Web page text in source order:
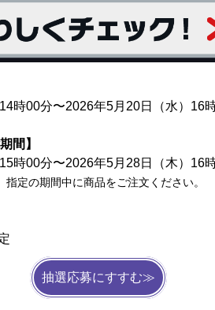
時00分〜2026年5⽉20⽇（⽔）16
間】
時00分〜2026年5⽉28⽇（木）16
定の期間中に商品をご注文ください。
抽選応募にすすむ≫